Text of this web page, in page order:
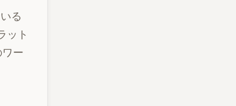
る
ット
ー